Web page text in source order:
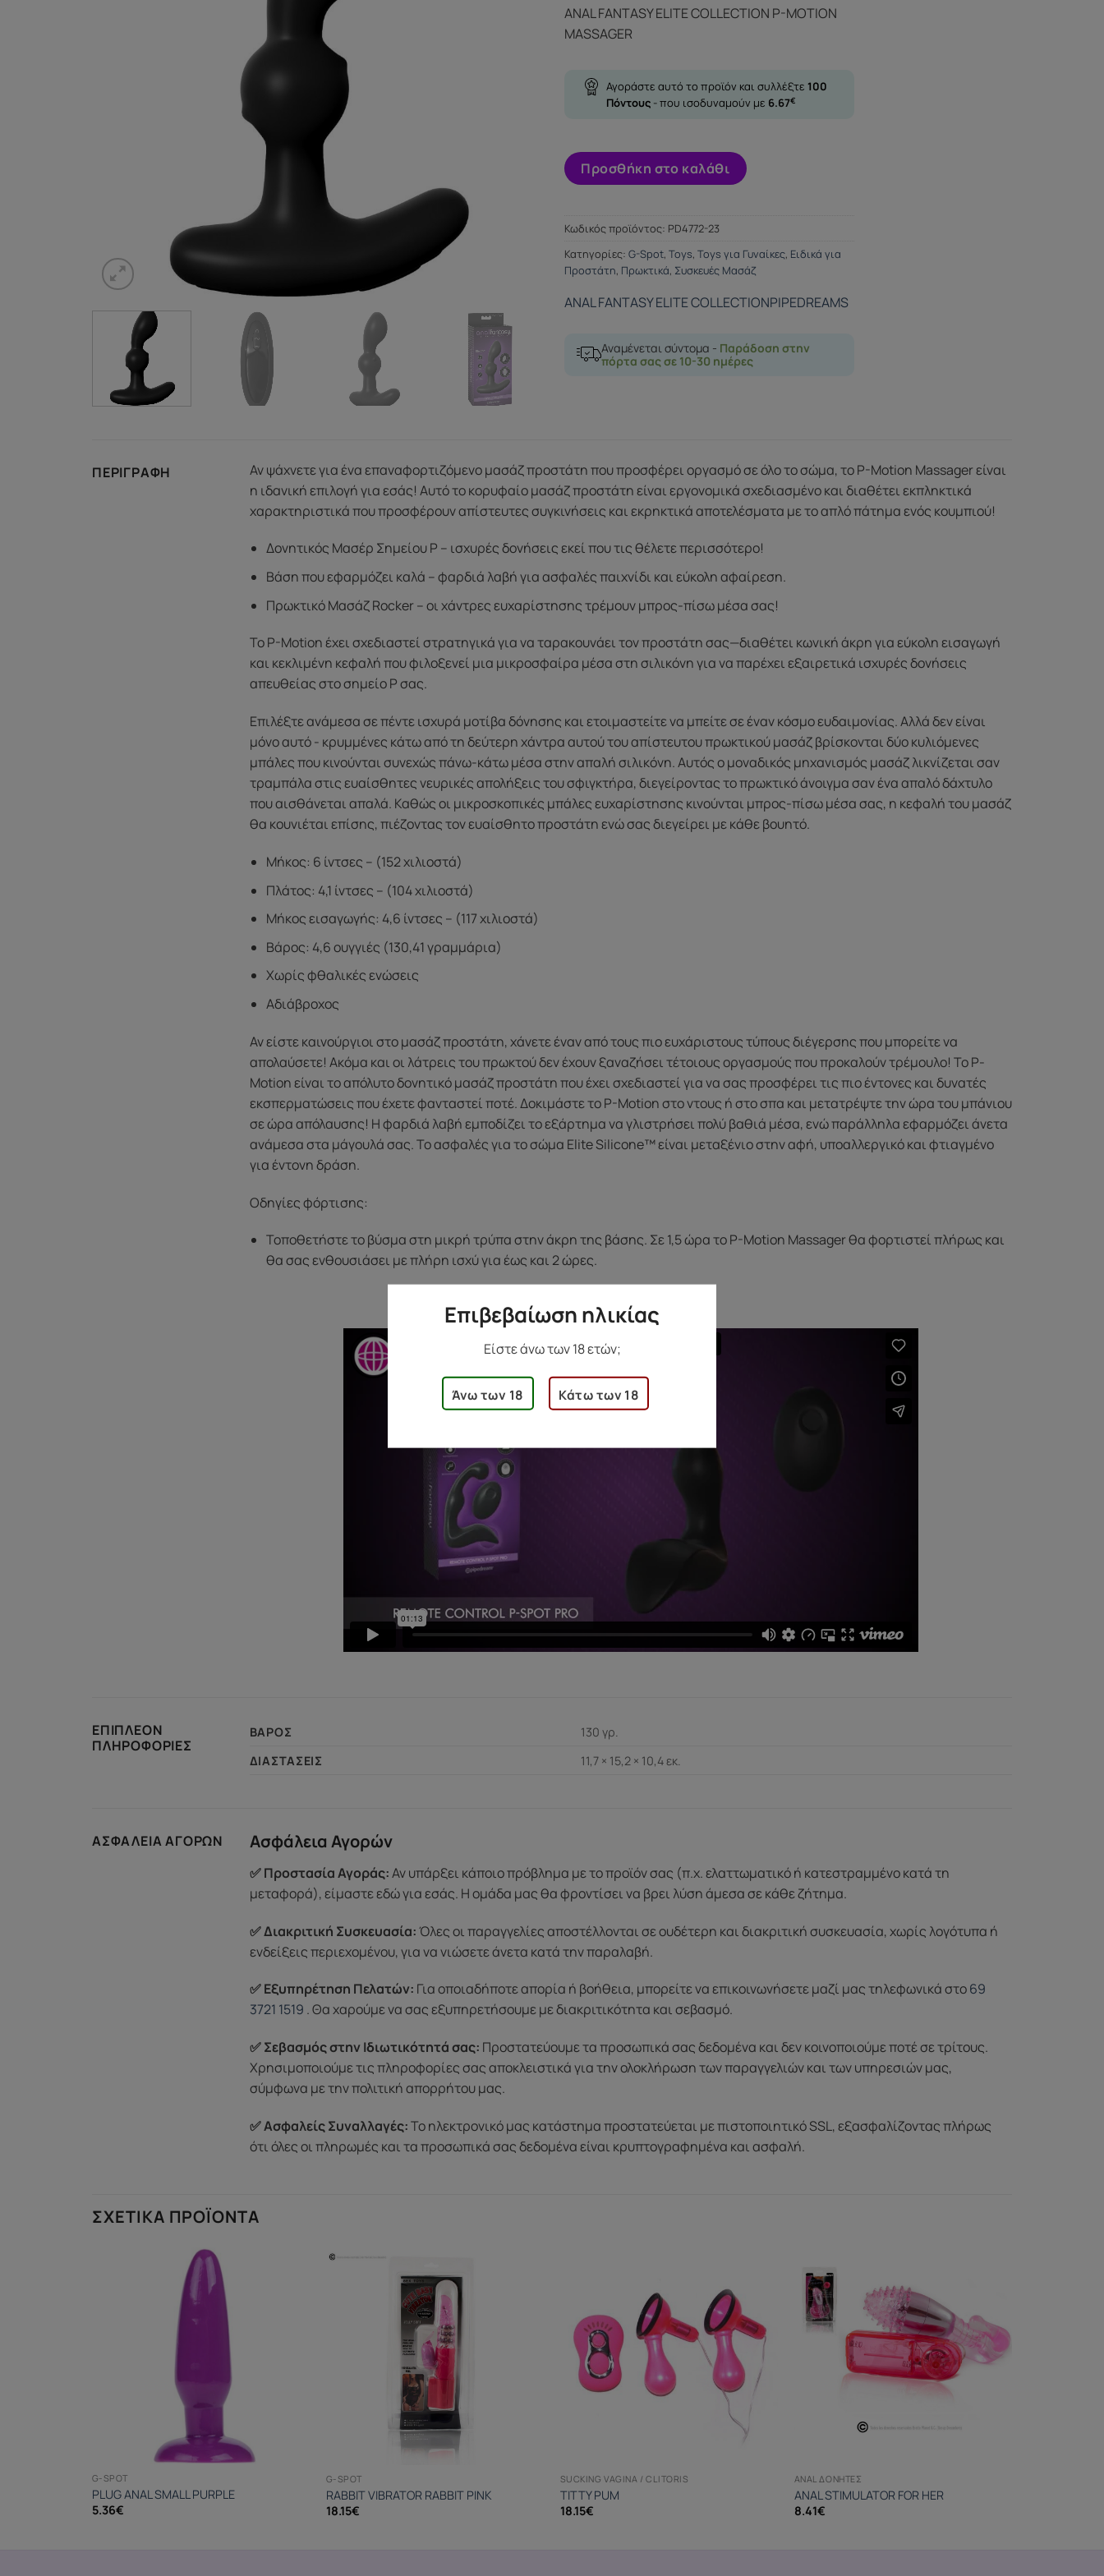
ANAL FANTASY ELITE COLLECTION P-MOTION
MASSAGER
Αγοράστε αυτό το προϊόν και συλλέξτε 100
Πόντους - που ισοδυναμούν με 6.67€
Προσθήκη στο καλάθι
Κωδικός προϊόντος: PD4772-23
Κατηγορίες: G-Spot, Toys, Toys για Γυναίκες, Ειδικά για
Προστάτη, Πρωκτικά, Συσκευές Μασάζ
ANAL FANTASY ELITE COLLECTIONPIPEDREAMS
Αναμένεται σύντομα - Παράδοση στην
πόρτα σας σε 10-30 ημέρες
ΠΕΡΙΓΡΑΦΉ
Αν ψάχνετε για ένα επαναφορτιζόμενο μασάζ προστάτη που προσφέρει οργασμό σε όλο το σώμα, το P-Motion Massager είναι
η ιδανική επιλογή για εσάς! Αυτό το κορυφαίο μασάζ προστάτη είναι εργονομικά σχεδιασμένο και διαθέτει εκπληκτικά
χαρακτηριστικά που προσφέρουν απίστευτες συγκινήσεις και εκρηκτικά αποτελέσματα με το απλό πάτημα ενός κουμπιού!
Δονητικός Μασέρ Σημείου P – ισχυρές δονήσεις εκεί που τις θέλετε περισσότερο!
Βάση που εφαρμόζει καλά – φαρδιά λαβή για ασφαλές παιχνίδι και εύκολη αφαίρεση.
Πρωκτικό Μασάζ Rocker – οι χάντρες ευχαρίστησης τρέμουν μπρος-πίσω μέσα σας!
Το P-Motion έχει σχεδιαστεί στρατηγικά για να ταρακουνάει τον προστάτη σας—διαθέτει κωνική άκρη για εύκολη εισαγωγή
και κεκλιμένη κεφαλή που φιλοξενεί μια μικροσφαίρα μέσα στη σιλικόνη για να παρέχει εξαιρετικά ισχυρές δονήσεις
απευθείας στο σημείο P σας.
Επιλέξτε ανάμεσα σε πέντε ισχυρά μοτίβα δόνησης και ετοιμαστείτε να μπείτε σε έναν κόσμο ευδαιμονίας. Αλλά δεν είναι
μόνο αυτό - κρυμμένες κάτω από τη δεύτερη χάντρα αυτού του απίστευτου πρωκτικού μασάζ βρίσκονται δύο κυλιόμενες
μπάλες που κινούνται συνεχώς πάνω-κάτω μέσα στην απαλή σιλικόνη. Αυτός ο μοναδικός μηχανισμός μασάζ λικνίζεται σαν
τραμπάλα στις ευαίσθητες νευρικές απολήξεις του σφιγκτήρα, διεγείροντας το πρωκτικό άνοιγμα σαν ένα απαλό δάχτυλο
που αισθάνεται απαλά. Καθώς οι μικροσκοπικές μπάλες ευχαρίστησης κινούνται μπρος-πίσω μέσα σας, η κεφαλή του μασάζ
θα κουνιέται επίσης, πιέζοντας τον ευαίσθητο προστάτη ενώ σας διεγείρει με κάθε βουητό.
Μήκος: 6 ίντσες – (152 χιλιοστά)
Πλάτος: 4,1 ίντσες – (104 χιλιοστά)
Μήκος εισαγωγής: 4,6 ίντσες – (117 χιλιοστά)
Βάρος: 4,6 ουγγιές (130,41 γραμμάρια)
Χωρίς φθαλικές ενώσεις
Αδιάβροχος
Αν είστε καινούργιοι στο μασάζ προστάτη, χάνετε έναν από τους πιο ευχάριστους τύπους διέγερσης που μπορείτε να
απολαύσετε! Ακόμα και οι λάτρεις του πρωκτού δεν έχουν ξαναζήσει τέτοιους οργασμούς που προκαλούν τρέμουλο! Το P-
Motion είναι το απόλυτο δονητικό μασάζ προστάτη που έχει σχεδιαστεί για να σας προσφέρει τις πιο έντονες και δυνατές
εκσπερματώσεις που έχετε φανταστεί ποτέ. Δοκιμάστε το P-Motion στο ντους ή στο σπα και μετατρέψτε την ώρα του μπάνιου
σε ώρα απόλαυσης! Η φαρδιά λαβή εμποδίζει το εξάρτημα να γλιστρήσει πολύ βαθιά μέσα, ενώ παράλληλα εφαρμόζει άνετα
ανάμεσα στα μάγουλά σας. Το ασφαλές για το σώμα Elite Silicone™ είναι μεταξένιο στην αφή, υποαλλεργικό και φτιαγμένο
για έντονη δράση.
Οδηγίες φόρτισης:
Τοποθετήστε το βύσμα στη μικρή τρύπα στην άκρη της βάσης. Σε 1,5 ώρα το P-Motion Massager θα φορτιστεί πλήρως και
θα σας ενθουσιάσει με πλήρη ισχύ για έως και 2 ώρες.
ΕΠΙΠΛΈΟΝ
ΠΛΗΡΟΦΟΡΊΕΣ
ΒΆΡΟΣ
130 γρ.
ΔΙΑΣΤΆΣΕΙΣ
11,7 × 15,2 × 10,4 εκ.
ΑΣΦΆΛΕΙΑ ΑΓΟΡΏΝ Ασφάλεια Αγορών
✅ Προστασία Αγοράς:Αν υπάρξει κάποιο πρόβλημα με το προϊόν σας (π.χ. ελαττωματικό ή κατεστραμμένο κατά τη
μεταφορά), είμαστε εδώ για εσάς. Η ομάδα μας θα φροντίσει να βρει λύση άμεσα σε κάθε ζήτημα.
✅ Διακριτική Συσκευασία:Όλες οι παραγγελίες αποστέλλονται σε ουδέτερη και διακριτική συσκευασία, χωρίς λογότυπα ή
ενδείξεις περιεχομένου, για να νιώσετε άνετα κατά την παραλαβή.
✅ Εξυπηρέτηση Πελατών: Για οποιαδήποτε απορία ή βοήθεια, μπορείτε να επικοινωνήσετε μαζί μας τηλεφωνικά στο69
3721 1519 . Θα χαρούμε να σας εξυπηρετήσουμε με διακριτικότητα και σεβασμό.
✅ Σεβασμός στην Ιδιωτικότητά σας: Προστατεύουμε τα προσωπικά σας δεδομένα και δεν κοινοποιούμε ποτέ σε τρίτους.
Χρησιμοποιούμε τις πληροφορίες σας αποκλειστικά για την ολοκλήρωση των παραγγελιών και των υπηρεσιών μας,
σύμφωνα με την πολιτική απορρήτου μας.
✅ Ασφαλείς Συναλλαγές:Το ηλεκτρονικό μας κατάστημα προστατεύεται με πιστοποιητικό SSL, εξασφαλίζοντας πλήρως
ότι όλες οι πληρωμές και τα προσωπικά σας δεδομένα είναι κρυπτογραφημένα και ασφαλή.
ΣΧΕΤΙΚΆ ΠΡΟΪΌΝΤΑ
G-SPOT
PLUG ANAL SMALL PURPLE
5.36€
G-SPOT
RABBIT VIBRATOR RABBIT PINK
18.15€
SUCKING VAGINA / CLITORIS
TITTY PUM
18.15€
ANAL ΔΟΝΗΤΈΣ
ANAL STIMULATOR FOR HER
8.41€
Επιβεβαίωση ηλικίας
Είστε άνω των 18 ετών;
Άνω των 18 Κάτω των 18